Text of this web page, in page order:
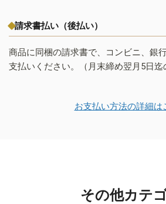
請求書払い（後払い）
商品に同梱の請求書で、コンビニ、銀
支払いください。（月末締め翌月5日迄
お支払い方法の詳細は
その他カテ